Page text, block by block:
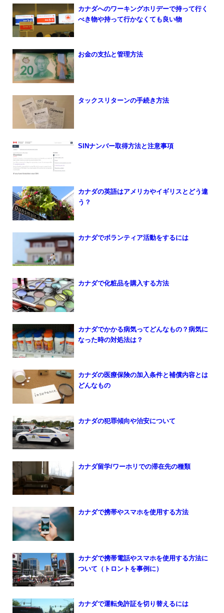
カナダへのワーキングホリデーで持って行く
べき物や持って行かなくても良い物
お金の支払と管理方法
タックスリターンの手続き方法
SINナンバー取得方法と注意事項
カナダの英語はアメリカやイギリスとどう違
う？
カナダでボランティア活動をするには
カナダで化粧品を購入する方法
カナダでかかる病気ってどんなもの？病気に
なった時の対処法は？
カナダの医療保険の加入条件と補償内容とは
どんなもの
カナダの犯罪傾向や治安について
カナダ留学/ワーホリでの滞在先の種類
カナダで携帯やスマホを使用する方法
カナダで携帯電話やスマホを使用する方法に
ついて（トロントを事例に）
カナダで運転免許証を切り替えるには